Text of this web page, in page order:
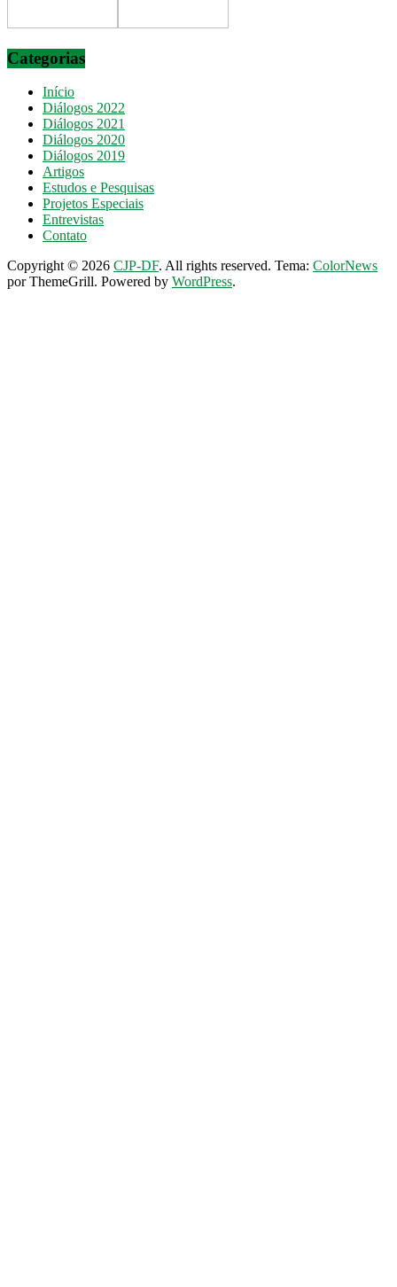
Categorias
Início
Diálogos 2022
Diálogos 2021
Diálogos 2020
Diálogos 2019
Artigos
Estudos e Pesquisas
Projetos Especiais
Entrevistas
Contato
Copyright © 2026 CJP-DF. All rights reserved. Tema: ColorNews
por ThemeGrill. Powered by WordPress.